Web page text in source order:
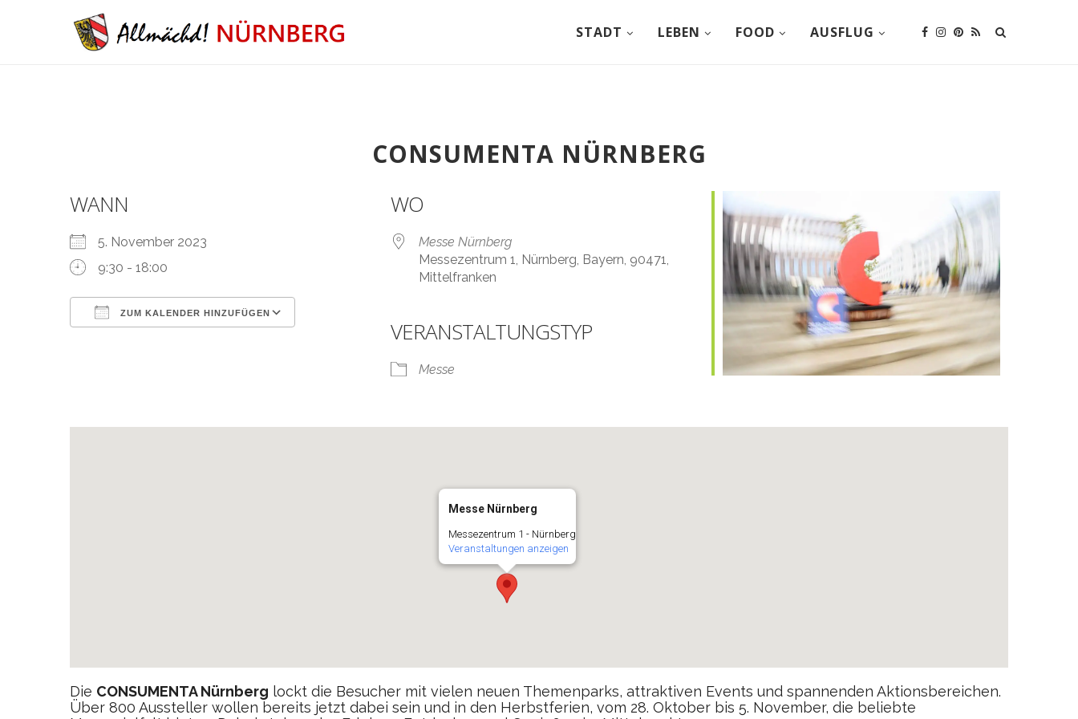
STADT LEBEN FOOD AUSFLUG
CONSUMENTA NÜRNBERG
WANN
5. November 2023
9:30 - 18:00
ZUM KALENDER HINZUFÜGEN
Google Kalender iCalendar Office 365 Outlook Live
WO
Messe Nürnberg
Messezentrum 1, Nürnberg, Bayern, 90471,
Mittelfranken
VERANSTALTUNGSTYP
Messe
Messe Nürnberg
Messezentrum 1 - Nürnberg
Veranstaltungen anzeigen
Die CONSUMENTA Nürnberg lockt die Besucher mit vielen neuen Themenparks, attraktiven Events und spannenden Aktionsbereichen.
Über 800 Aussteller wollen bereits jetzt dabei sein und in den Herbstferien, vom 28. Oktober bis 5. November, die beliebte